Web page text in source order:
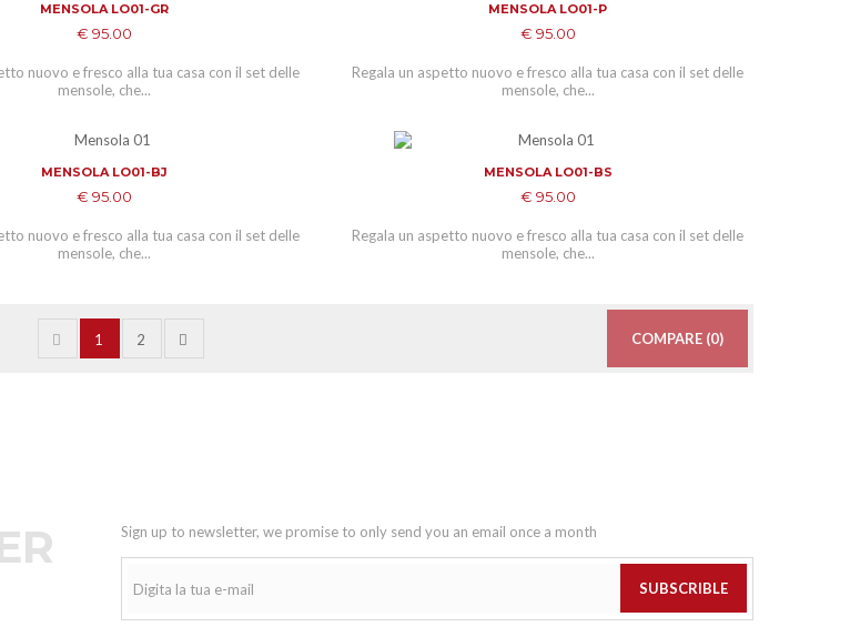
ADD TO CART
MENSOLA LO01-GR
€ 95.00
nuovo e fresco alla tua casa con il set delle
mensole, che...
ADD TO CART
MENSOLA LO01-P
€ 95.00
Regala un aspetto nuovo e fresco alla tua casa con il set delle
mensole, che...
ADD TO CART
MENSOLA LO01-BJ
€ 95.00
nuovo e fresco alla tua casa con il set delle
mensole, che...
ADD TO CART
MENSOLA LO01-BS
€ 95.00
Regala un aspetto nuovo e fresco alla tua casa con il set delle
mensole, che...
1 2 COMPARE (0)
Sign up to newsletter, we promise to only send you an email once a month
SUBSCRIBLE